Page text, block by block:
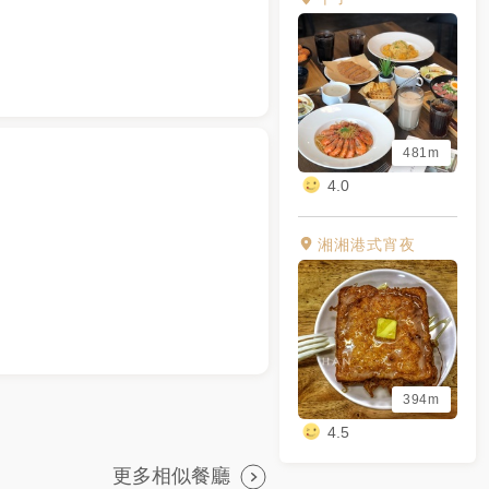
481m
4.0
湘湘港式宵夜
394m
4.5
更多相似餐廳